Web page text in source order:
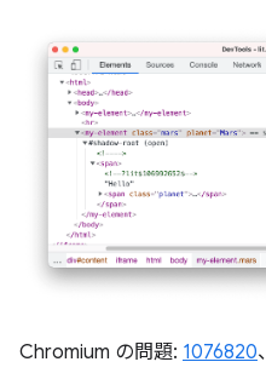
Chromium の問題: 1076820、